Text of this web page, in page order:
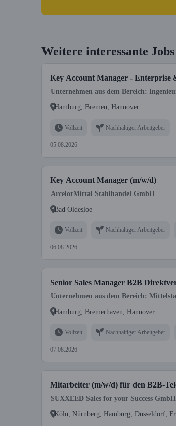
Weitere interessante Jobs
Key Account Manager - Enterprise
Unternehmen aus dem Bereich:
Hamburg, Bremen, Hannover
Vollzeit Nachhaltiger Arbeitgeber
05.08.2026
Key Account Manager (m/w/d)
ArcelorMittal Stahlhandel GmbH
Bad Oldesloe
Vollzeit Nachhaltiger Arbeitgeber
06.08.2026
Senior Sales Manager B2B
Unternehmen aus dem Bereich:
Hamburg, Bremerhaven, Hannover
Vollzeit Nachhaltiger Arbeitgeber
07.08.2026
Mitarbeiter (m/w/d) für den B2B-
SUXXEED Sales for your Success GmbH
Köln, Nürnberg, Hamburg, Düsseldorf,